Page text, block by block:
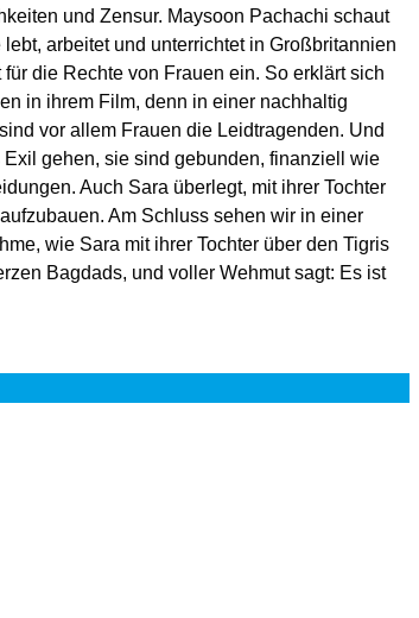
und Zensur. Maysoon Pachachi schaut
arbeitet und unterrichtet in Großbritannien
die Rechte von Frauen ein. So erklärt sich
in ihrem Film, denn in einer nachhaltig
vor allem Frauen die Leidtragenden. Und
gehen, sie sind gebunden, finanziell wie
Auch Sara überlegt, mit ihrer Tochter
Am Schluss sehen wir in einer
wie Sara mit ihrer Tochter über den Tigris
Bagdads, und voller Wehmut sagt: Es ist